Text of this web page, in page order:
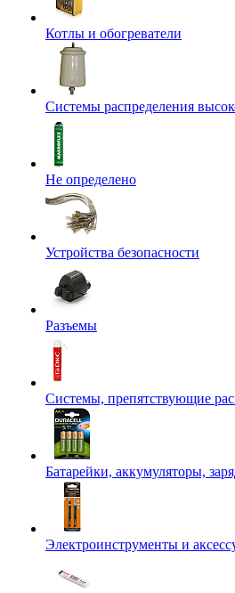
Котлы и обогреватели
Системы распределения
Не определено
Устройства безопасности
Разъемы
Системы, препятствующие
Батарейки, аккумуляторы,
Электроинструменты и